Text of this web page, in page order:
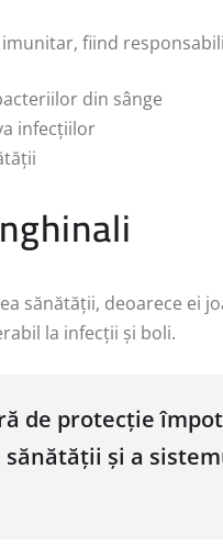
fiind
din sânge
infecțiilor
sănătății, deoarece ei
la infecții și boli.
de protecție
și a